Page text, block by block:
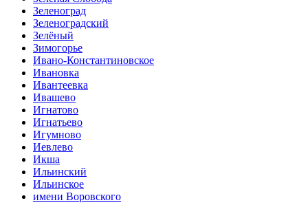
Зеленоград
Зеленоградский
Зелёный
Зимогорье
Ивано-Константиновское
Ивановка
Ивантеевка
Ивашево
Игнатово
Игнатьево
Игумново
Иевлево
Икша
Ильинский
Ильинское
имени Воровского